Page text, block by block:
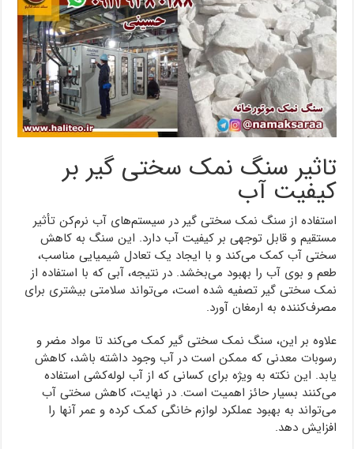
تاثیر سنگ نمک سختی گیر بر
کیفیت آب
استفاده از سنگ نمک سختی گیر در سیستم‌های آب نرم‌کن تأثیر
مستقیم و قابل توجهی بر کیفیت آب دارد. این سنگ به کاهش
سختی آب کمک می‌کند و با ایجاد یک تعادل شیمیایی مناسب،
طعم و بوی آب را بهبود می‌بخشد. در نتیجه، آبی که با استفاده از
نمک سختی گیر تصفیه شده است، می‌تواند سلامتی بیشتری برای
مصرف‌کننده به ارمغان آورد.
علاوه بر این، سنگ نمک سختی گیر کمک می‌کند تا مواد مضر و
رسوبات معدنی که ممکن است در آب وجود داشته باشد، کاهش
یابد. این نکته به ویژه برای کسانی که از آب لوله‌کشی استفاده
می‌کنند بسیار حائز اهمیت است. در نهایت، کاهش سختی آب
می‌تواند به بهبود عملکرد لوازم خانگی کمک کرده و عمر آنها را
افزایش دهد.